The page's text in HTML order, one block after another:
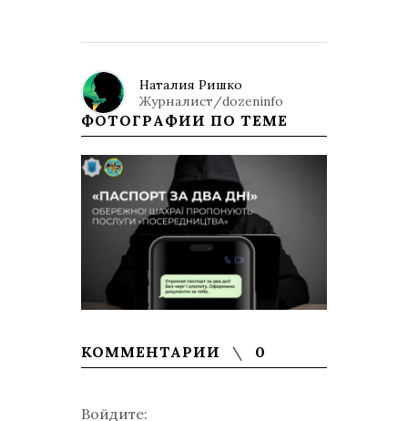
Наталия Ришко
Журналист/dozeninfo
ФОТОГРАФИИ ПО ТЕМЕ
КОММЕНТАРИИ 0
Войдите: